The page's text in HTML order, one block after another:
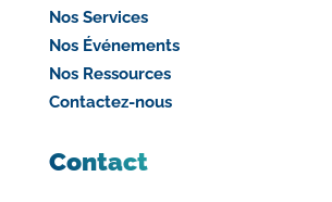
Nos Services
Nos Événements
Nos Ressources
Contactez-nous
Contact